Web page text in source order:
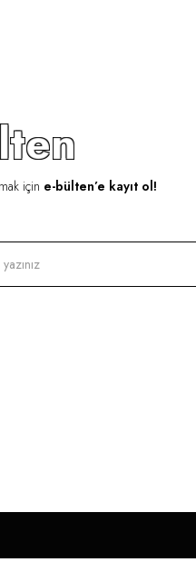
için e-bülten’e kayıt ol!